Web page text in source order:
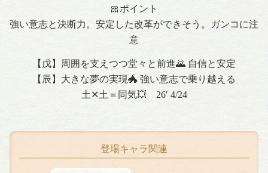
🎀ポイント
強い意志と決断力。安定した改革ができそう。ガンコに注
意
【戊】周囲を支えつつ堂々と前進🌄 自信と安定
【辰】大きな夢の実現🐲 強い意志で乗り越える
土✕土＝同気💥 26′ 4/24
登場キャラ関連